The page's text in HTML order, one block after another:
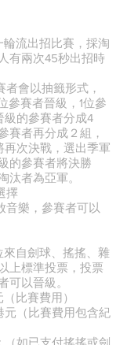
輪流出招比賽，採淘
有兩次45秒出招時
者會以抽籤形式，
參賽者晉級，1位參
級的參賽者分成4
賽者再分成２組，
次決戰，選出季軍
的參賽者將決勝
汰者為亞軍。
擇
音樂，參賽者可以
自劍球、搖搖、雜
上標準投票，投票
可以晉級。
比賽費用）
比賽費用包含紀
已支付搖搖或劍